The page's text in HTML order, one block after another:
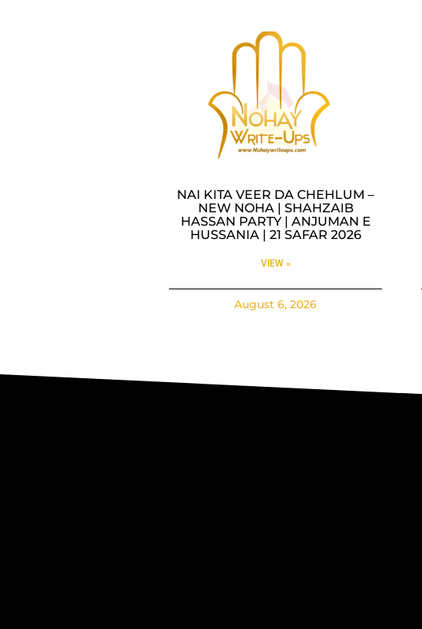
NAI KITA VEER DA CHEHLUM –
NEW NOHA | SHAHZAIB
HASSAN PARTY | ANJUMAN E
HUSSANIA | 21 SAFAR 2026
VIEW »
August 6, 2026